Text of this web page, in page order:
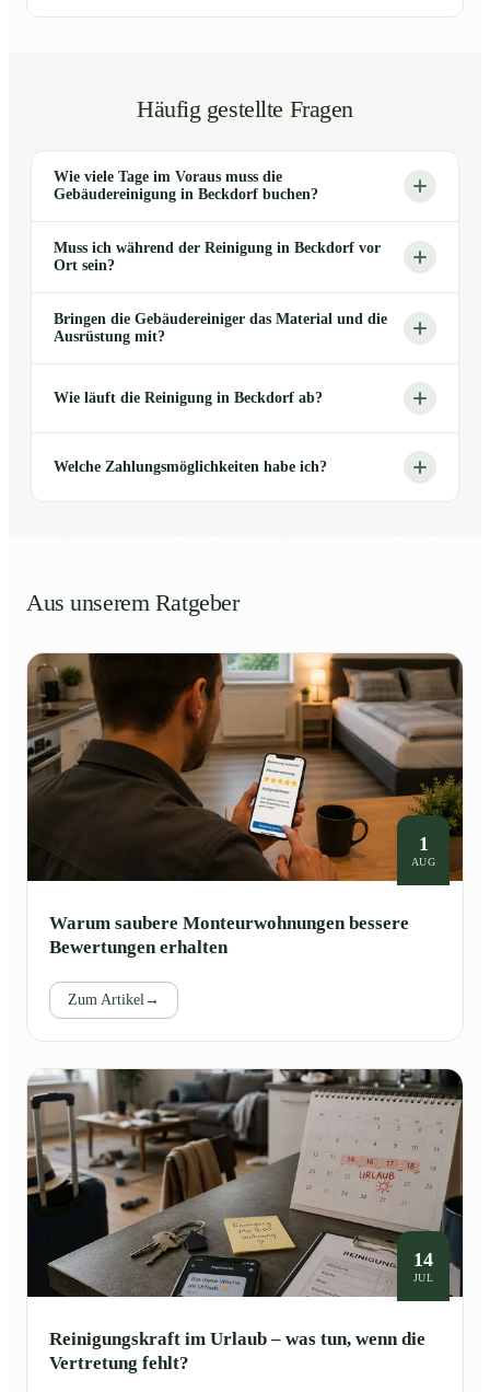
Häufig gestellte Fragen
Wie viele Tage im Voraus muss die
Gebäudereinigung in Beckdorf buchen?
Muss ich während der Reinigung in Beckdorf vor
Ort sein?
Bringen die Gebäudereiniger das Material und die
Ausrüstung mit?
Wie läuft die Reinigung in Beckdorf ab?
Welche Zahlungsmöglichkeiten habe ich?
Aus unserem Ratgeber
1
AUG
Warum saubere Monteurwohnungen bessere
Bewertungen erhalten
Zum Artikel→
14
JUL
Reinigungskraft im Urlaub – was tun, wenn die
Vertretung fehlt?